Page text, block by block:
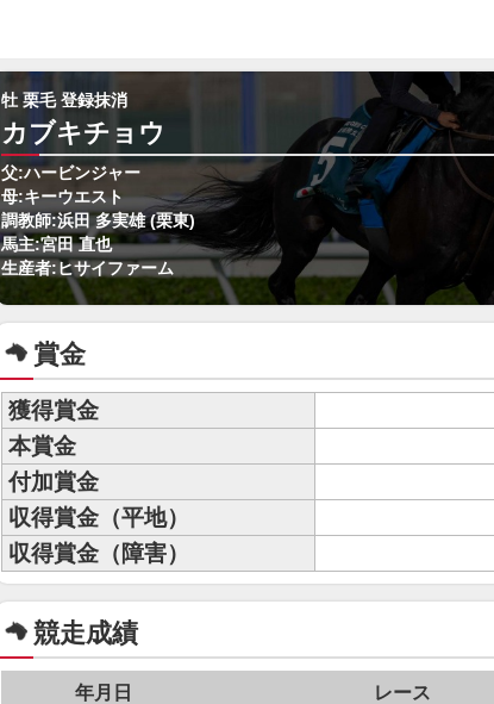
牡 栗毛 登録抹消
カブキチョウ
父:ハービンジャー
母:キーウエスト
調教師:浜田 多実雄 (栗東)
馬主:宮田 直也
生産者:ヒサイファーム
賞金
獲得賞金
本賞金
付加賞金
収得賞金（平地）
収得賞金（障害）
競走成績
年月日 レース